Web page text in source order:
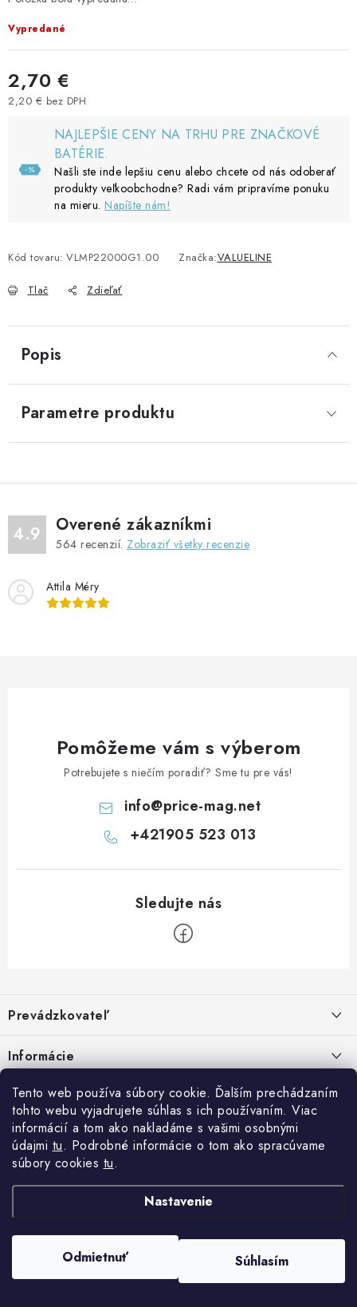
Tento web používa súbory cookie. Ďalším prechádzaním
tohto webu vyjadrujete súhlas s ich používaním. Viac
informácií a tom ako nakladáme s vašimi osobnými
údajmi tu. Podrobné informácie o tom ako spracúvame
súbory cookies tu.
Nastavenie
Odmietnuť Súhlasím
Vypredané
2,70 €
2,20 € bez DPH
NAJLEPŠIE CENY NA TRHU PRE ZNAČKOVÉ
BATÉRIE.
Našli ste inde lepšiu cenu alebo chcete od nás odoberať
produkty veľkoobchodne? Radi vám pripravíme ponuku
na mieru. Napíšte nám!
Kód tovaru: VLMP22000G1.00 Značka:VALUELINE
Tlač Zdieľať
Popis
Parametre produktu
4.9 Overené zákazníkmi
564 recenzií. Zobraziť všetky recenzie
Attila Méry
Pomôžeme vám s výberom
Potrebujete s niečím poradiť? Sme tu pre vás!
info@price-mag.net
+421905 523 013
p
ä
t
Prevádzkovateľ
Malinová 49
IČO: 34670602
DIČ: 1020448297
IČ DPH: SK1020448297
Informácie
Kontakty
Doprava a platba
Obchodné podmienky
Reklamácie
Facebook
Vytvoril Shopteta jeho partner
Copyright 2026 . Všetky práva vyhradené.